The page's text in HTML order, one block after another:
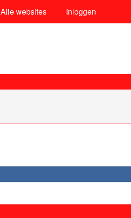
Alle websites Inloggen